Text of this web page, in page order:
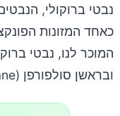
מהו סולפורפן
נבטי ברוקולי
כאחד המזונות
המוכר לנו, נבטי
ובראשן סולפורפן (Sulforaphane), חומר בעל תכונות מניעת מחלות מרשימות.